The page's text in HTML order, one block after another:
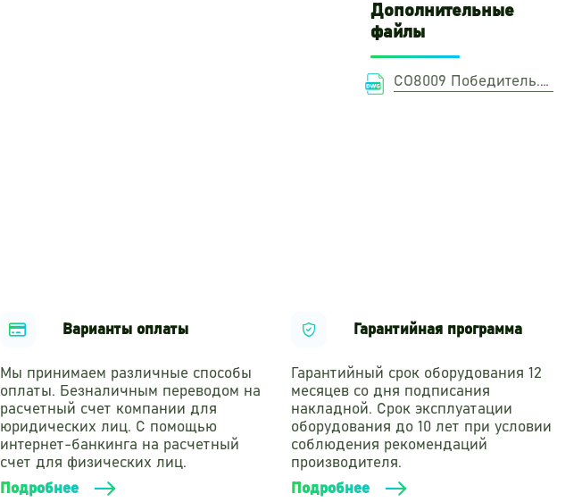
Дополнительные
файлы
СО8009 Победитель.DWG
Варианты оплаты
Мы принимаем различные способы
оплаты. Безналичным переводом на
расчетный счет компании для
юридических лиц. С помощью
интернет-банкинга на расчетный
счет для физических лиц.
Подробнее
Гарантийная программа
Гарантийный срок оборудования 12
месяцев со дня подписания
накладной. Срок эксплуатации
оборудования до 10 лет при условии
соблюдения рекомендаций
производителя.
Подробнее